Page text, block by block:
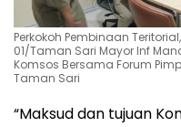
Perkokoh Pembinaan
01/Taman Sari Mayor Inf
Komsos Bersama Forum
Taman Sari
“Maksud dan tujuan